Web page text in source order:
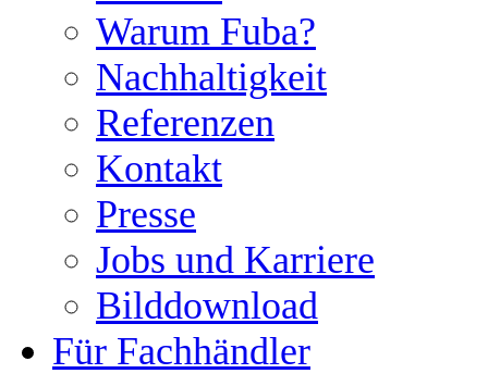
Warum Fuba?
Nachhaltigkeit
Referenzen
Kontakt
Presse
Jobs und Karriere
Bilddownload
Für Fachhändler